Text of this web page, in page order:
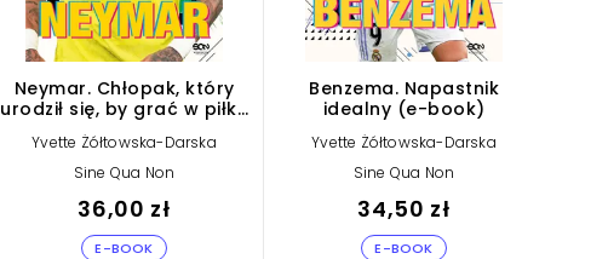
Neymar. Chłopak, który
urodził się, by grać w piłkę
(e-book)
Yvette Żółtowska-Darska
Sine Qua Non
36,00 zł
E-BOOK
Benzema. Napastnik
idealny (e-book)
Yvette Żółtowska-Darska
Sine Qua Non
34,50 zł
E-BOOK